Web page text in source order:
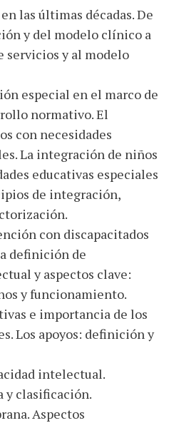
las últimas décadas. De
y del modelo clínico a
servicios y al modelo
especial en el marco de
normativo. El
con necesidades
La integración de niños
educativas especiales
de integración,
con discapacitados
definición de
y aspectos clave:
y funcionamiento.
e importancia de los
Los apoyos: definición y
intelectual.
y clasificación.
Aspectos